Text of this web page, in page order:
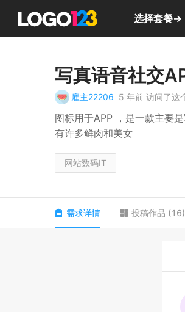
选择套餐→
写真语音社交
雇主22206 5 年前 访问了这
图标用于APP ，是一款主要是写真模特
有许多鲜肉和美女
网站数码IT
需求详情 投稿作品 (16)